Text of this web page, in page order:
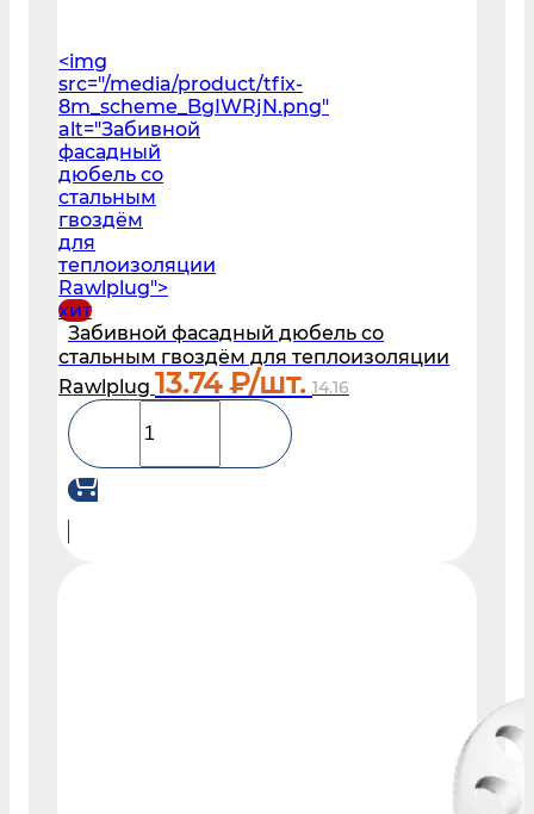
<img
src="/media/product/tfix-
8m_scheme_BgIWRjN.png"
alt="Забивной
фасадный
дюбель со
стальным
гвоздём
для
теплоизоляции
Rawlplug">
хит
Забивной фасадный дюбель со
стальным гвоздём для теплоизоляции
Rawlplug 13.74₽/шт. 14.16